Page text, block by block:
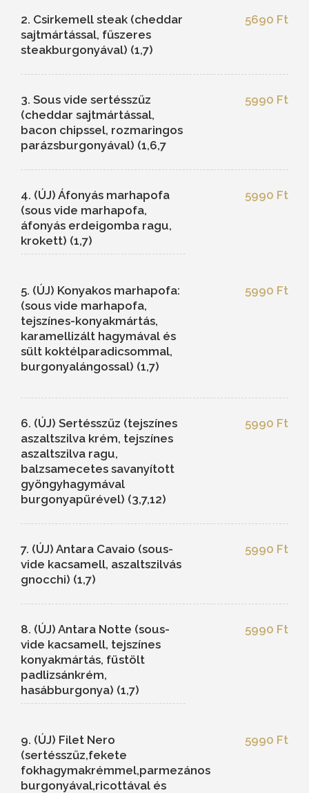
2. Csirkemell steak (cheddar
sajtmártással, fűszeres
steakburgonyával) (1,7)
5690 Ft
3. Sous vide sertésszűz
(cheddar sajtmártással,
bacon chipssel, rozmaringos
parázsburgonyával) (1,6,7
5990 Ft
4. (ÚJ) Áfonyás marhapofa
(sous vide marhapofa,
áfonyás erdeigomba ragu,
krokett) (1,7)
5990 Ft
5. (ÚJ) Konyakos marhapofa:
(sous vide marhapofa,
tejszínes-konyakmártás,
karamellizált hagymával és
sült koktélparadicsommal,
burgonyalángossal) (1,7)
5990 Ft
6. (ÚJ) Sertésszűz (tejszínes
aszaltszilva krém, tejszínes
aszaltszilva ragu,
balzsamecetes savanyított
gyöngyhagymával
burgonyapürével) (3,7,12)
5990 Ft
7. (ÚJ) Antara Cavaio (sous-
vide kacsamell, aszaltszilvás
gnocchi) (1,7)
5990 Ft
8. (ÚJ) Antara Notte (sous-
vide kacsamell, tejszínes
konyakmártás, füstölt
padlizsánkrém,
hasábburgonya) (1,7)
5990 Ft
9. (ÚJ) Filet Nero
(sertésszűz,fekete
fokhagymakrémmel,parmezános
burgonyával,ricottával és
5990 Ft